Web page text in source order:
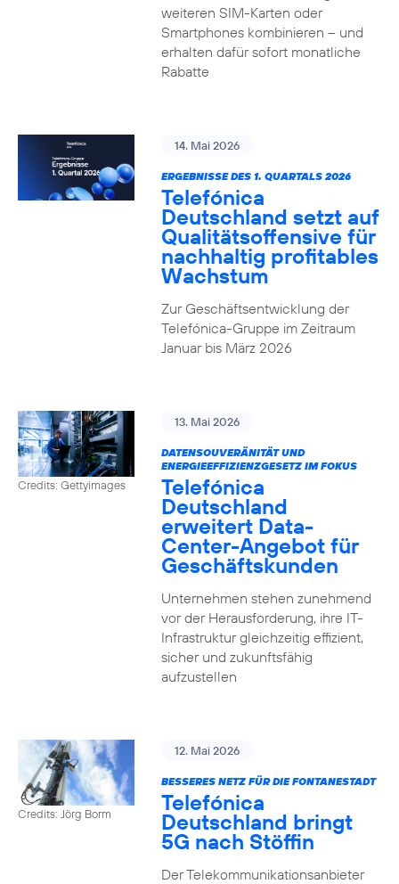
weiteren SIM-Karten oder
Smartphones kombinieren – und
erhalten dafür sofort monatliche
Rabatte
14. Mai 2026
ERGEBNISSE DES 1. QUARTALS 2026
Telefónica
Deutschland setzt auf
Qualitätsoffensive für
nachhaltig profitables
Wachstum
Zur Geschäftsentwicklung der
Telefónica-Gruppe im Zeitraum
Januar bis März 2026
Credits: Gettyimages
13. Mai 2026
DATENSOUVERÄNITÄT UND
ENERGIEEFFIZIENZGESETZ IM FOKUS
Telefónica
Deutschland
erweitert Data-
Center-Angebot für
Geschäftskunden
Unternehmen stehen zunehmend
vor der Herausforderung, ihre IT-
Infrastruktur gleichzeitig effizient,
sicher und zukunftsfähig
aufzustellen
Credits: Jörg Borm
12. Mai 2026
BESSERES NETZ FÜR DIE FONTANESTADT
Telefónica
Deutschland bringt
5G nach Stöffin
Der Telekommunikationsanbieter